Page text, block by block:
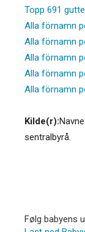
Topp 691
Alla förnamn
Alla förnamn
Alla förnamn
Alla förnamn
Alla förnamn
Kilde(r):
sentralbyrå.
Følg babyens